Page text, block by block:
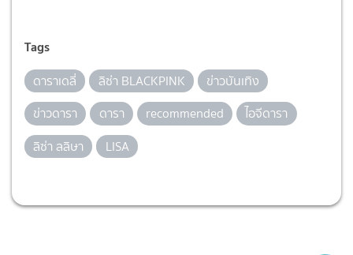
Tags
ดาราเดลี่ ลิซ่า BLACKPINK
ข่าวบันเทิง
ข่าวดารา
ดารา recommended
ไอจีดารา
ลิซ่า ลลิษา
LISA